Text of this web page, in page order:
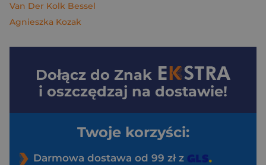
Van Der Kolk Bessel
Agnieszka Kozak
Dołącz do Znak
i oszczędzaj na dostawie!
Twoje korzyści:
Darmowa dostawa od 99 zł z